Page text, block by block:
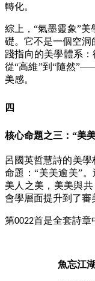
轉化。
綜上，“氣墨靈象”
礎。它不是一個空洞
踐指向的美學體系：
從“高維”到“隨然
美感。
四
核心命題之三： “美
呂國英哲慧詩的美學
命題：“美美逾美”
美人之美，美美與
會學層面提升到了審
第0022首是全套詩章
魚忘江